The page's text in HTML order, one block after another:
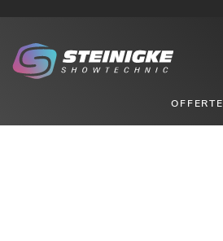
OFFERTE